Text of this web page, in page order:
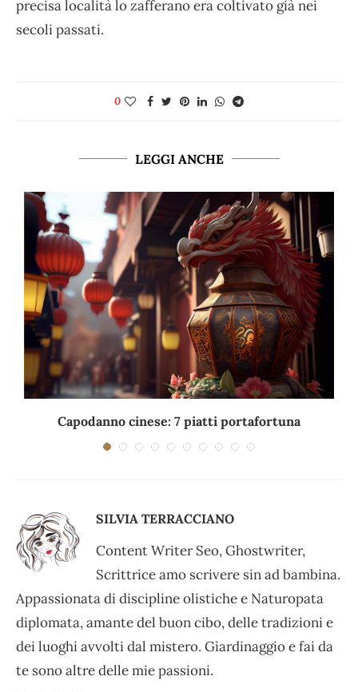
precisa località lo zafferano era coltivato già nei
secoli passati.
0
LEGGI ANCHE
Capodanno cinese: 7 piatti portafortuna
SILVIA TERRACCIANO
Content Writer Seo, Ghostwriter,
Scrittrice amo scrivere sin ad bambina.
Appassionata di discipline olistiche e Naturopata
diplomata, amante del buon cibo, delle tradizioni e
dei luoghi avvolti dal mistero. Giardinaggio e fai da
te sono altre delle mie passioni.